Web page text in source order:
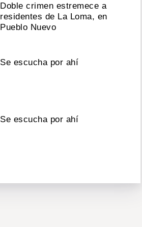
Doble crimen estremece a
residentes de La Loma, en
Pueblo Nuevo
Se escucha por ahí
Se escucha por ahí